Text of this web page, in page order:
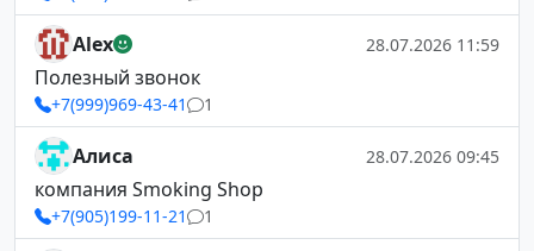
Alex 28.07.2026 11:59
Полезный звонок
+7(999)969-43-41 1
Алиса 28.07.2026 09:45
компания Smoking Shop
+7(905)199-11-21 1